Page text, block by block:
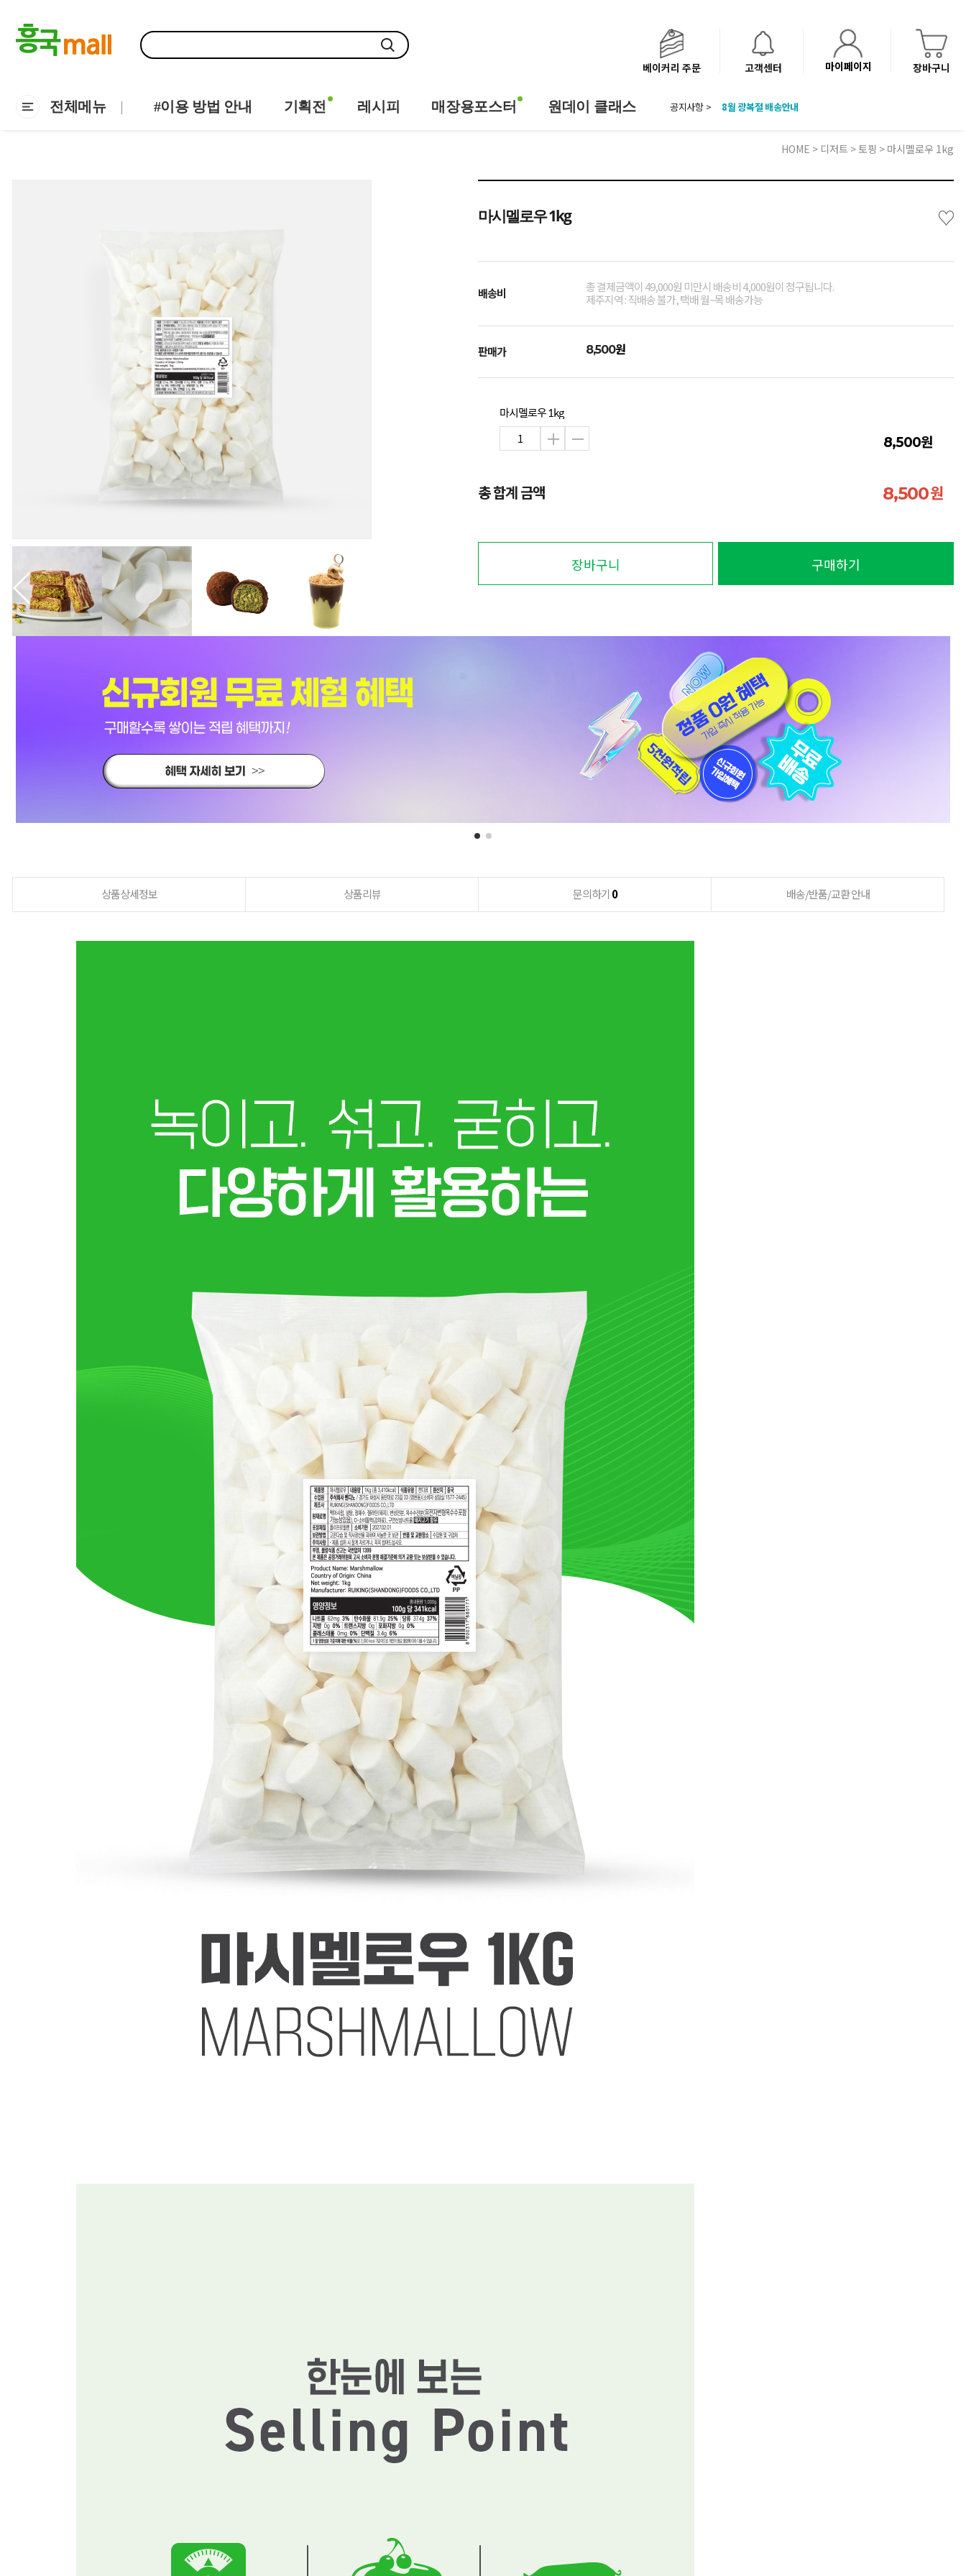
베이커리 주문 고객센터 마이페이지 장바구니
전체메뉴 #이용 방법 안내 기획전 레시피 매장용포스터 원데이 클래스 공지사항 >
'NEW 바이브믹스 or 바리스타시럽 1종' 체험단 발표
HOME > 디저트 > 토핑 > 마시멜로우 1kg
마시멜로우 1kg ♡
배송비
총 결제금액이 49,000원 미만시 배송비 4,000원이 청구됩니다.
제주지역 : 직배송 불가, 택배 월~목 배송가능
판매가 8,500원
마시멜로우 1kg
8,500원
총 합계 금액 8,500원
장바구니 구매하기
상품상세정보 상품리뷰 문의하기 0 배송/반품/교환 안내